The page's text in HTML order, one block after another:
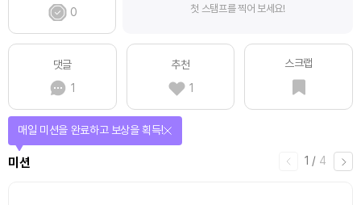
0
첫 스탬프를 찍어 보세요!
댓글
1
추천
1
스크랩
1 / 4
미션
매일 미션을 완료하고 보상을 획득!